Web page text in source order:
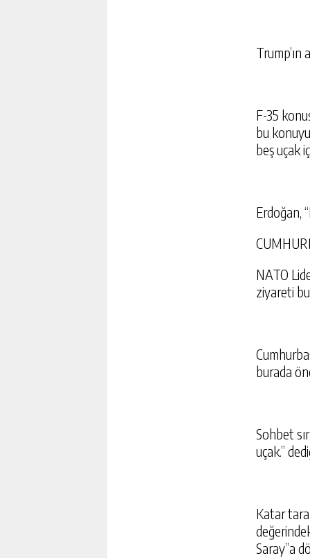
Trump’ın
F-35
bu
beş uçak
Erdoğan,
NATO
ziyareti
burada
Sohbet
uçak.”
Katar
Saray”a